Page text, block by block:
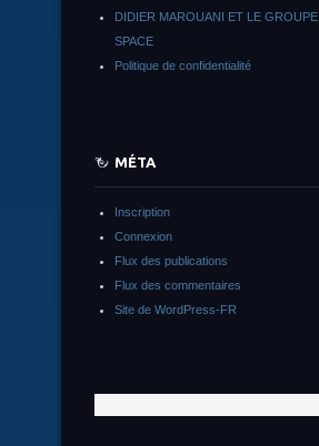
DIDIER MAROUANI ET LE GROUPE
SPACE
Politique de confidentialité
MÉTA
Inscription
Connexion
Flux des publications
Flux des commentaires
Site de WordPress-FR